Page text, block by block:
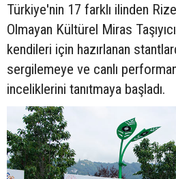
Türkiye'nin 17 farklı ilinden
Olmayan Kültürel Miras
kendileri için hazırlanan
sergilemeye ve canlı
inceliklerini tanıtmaya başladı.